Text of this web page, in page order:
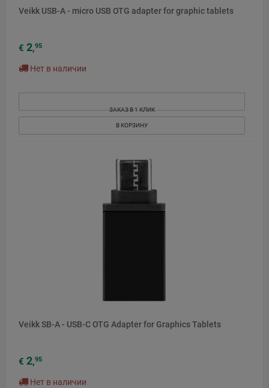
Veikk USB-A - micro USB OTG adapter for graphic tablets
€ 2,95
Нет в наличии
ЗАКАЗ В 1 КЛИК
В КОРЗИНУ
Veikk SB-A - USB-C OTG Adapter for Graphics Tablets
€ 2,95
Нет в наличии